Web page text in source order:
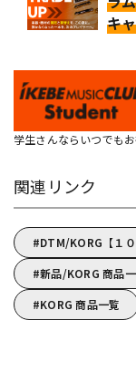
キ
学生さんならいつでもお
関連リンク
DTM/KORG【１
新品/KORG 商品
KORG 商品一覧